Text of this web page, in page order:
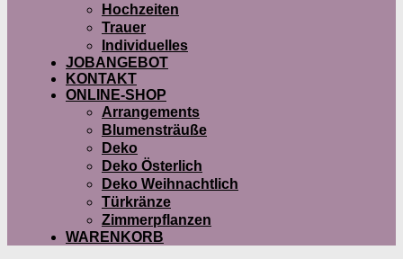
Hochzeiten
Trauer
Individuelles
JOBANGEBOT
KONTAKT
ONLINE-SHOP
Arrangements
Blumensträuße
Deko
Deko Österlich
Deko Weihnachtlich
Türkränze
Zimmerpflanzen
WARENKORB